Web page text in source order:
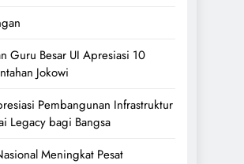
Guru Besar UI Apresiasi 10
Jokowi
Pembangunan Infrastruktur
Legacy bagi Bangsa
Meningkat Pesat